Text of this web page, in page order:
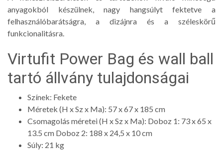
anyagokból készülnek, nagy hangsúlyt fektetve a
felhasználóbarátságra, a dizájnra és a széleskörű
funkcionalitásra.
Virtufit Power Bag és wall ball
tartó állvány tulajdonságai
Színek: Fekete
Méretek (H x Sz x Ma): 57 x 67 x 185 cm
Csomagolás méretei (H x Sz x Ma): Doboz 1: 73 x 65 x
13.5 cm Doboz 2: 188 x 24,5 x 10 cm
Súly: 21 kg